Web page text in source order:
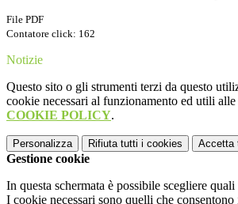
File PDF
Contatore click: 162
Notizie
Questo sito o gli strumenti terzi da questo
cookie necessari al funzionamento ed utili
COOKIE POLICY.
Personalizza Rifiuta tutti i cookies Accetta
Gestione cookie
In questa schermata è possibile scegliere
I cookie necessari sono quelli che